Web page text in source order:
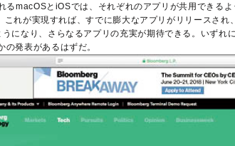
るmacOSとiOSでは、それぞれのアプリが共用できる
れが実現すれば、すでに膨大なアプリがリリースされ
になり、さらなるアプリの充実が期待できる。いずれ
発表があるはずだ。